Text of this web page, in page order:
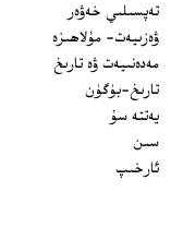
تەپسىلىي خەۋەر
ۋەزىيەت- مۇلاھىزە
مەدەنىيەت ۋە تارىخ
تارىخ-بۈگۈن
يەتتە سۇ
سىن
ئارخىپ